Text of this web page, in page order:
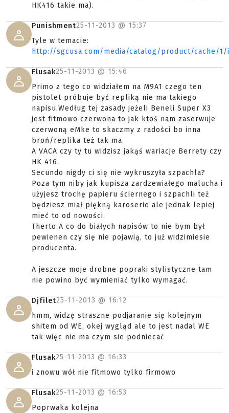
HK416 takie ma).
Punishment25-11-2013 @ 15:37
Tyle w temacie:
http://sgcusa.com/media/catalog/product/cache/1/
Flusak25-11-2013 @ 15:46
Primo z tego co widziałem na M9A1 czego ten
pistolet próbuje być repliką nie ma takiego
napisu.Według tej zasady jeżeli Beneli Super X3
jest fitmowo czerwona to jak ktoś nam zaserwuje
czerwoną eMke to skaczmy z radości bo inna
broń/replika też tak ma
A VACA czy ty tu widzisz jakąś wariacje Berrety czy
HK 416.
Secundo nigdy ci się nie wykruszyła szpachla?
Poza tym niby jak kupisza zardzewiałego malucha i
użyjesz trochę papieru ściernego i szpachli też
będziesz miał piękną karoserie ale jednak lepiej
mieć to od nowości.
Therto A co do białych napisów to nie bym był
pewienen czy się nie pojawią, to już widzimiesie
producenta.
A jeszcze moje drobne popraki stylistyczne tam
nie powino być wymieniać tylko wymagać.
Djfilet25-11-2013 @ 16:12
hmm, widzę straszne podjaranie się kolejnym
shitem od WE, okej wygląd ale to jest nadal WE
tak więc nie ma czym sie podniecać
Flusak25-11-2013 @ 16:33
i znowu wół nie fitmowo tylko firmowo
Flusak25-11-2013 @ 16:53
Poprwaka kolejna